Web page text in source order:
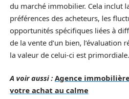
du marché immobilier. Cela inclut
préférences des acheteurs, les
opportunités spécifiques liées à
de la vente d’un bien, l’évaluation
la valeur de celui-ci est primordiale.
A voir aussi : Agence
votre achat au calme